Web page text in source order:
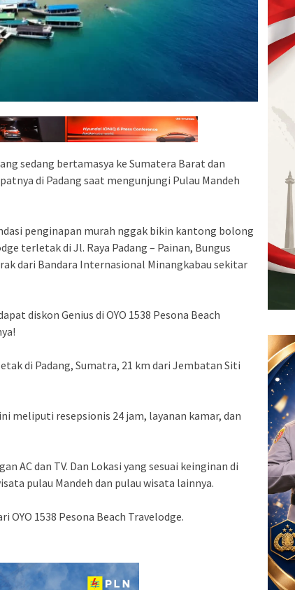
sedang bertamasya ke Sumatera Barat dan
di Padang saat mengunjungi Pulau Mandeh
penginapan murah nggak bikin kantong bolong
terletak di Jl. Raya Padang – Painan, Bungus
dari Bandara Internasional Minangkabau sekitar
diskon Genius di OYO 1538 Pesona Beach
di Padang, Sumatra, 21 km dari Jembatan Siti
meliputi resepsionis 24 jam, layanan kamar, dan
AC dan TV. Dan Lokasi yang sesuai keinginan di
pulau Mandeh dan pulau wisata lainnya.
OYO 1538 Pesona Beach Travelodge.